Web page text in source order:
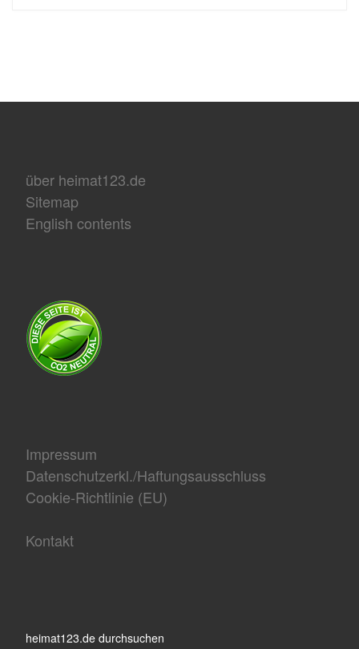
über heimat123.de
Sitemap
English contents
Impressum
Datenschutzerkl./Haftungsausschluss
Cookie-Richtlinie (EU)
Kontakt
heimat123.de durchsuchen